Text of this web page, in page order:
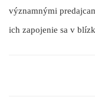
významnými
ich zapojenie sa v